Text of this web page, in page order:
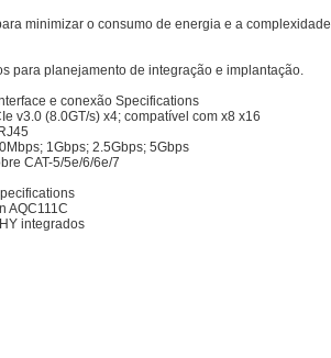
minimizar o consumo de energia e a
para planejamento de integração e implantação.
e conexão Specifications
v3.0 (8.0GT/s) x4; compatível com x8 x16
1Gbps; 2.5Gbps; 5Gbps
CAT-5/5e/6/6e/7
AQC111C
integrados